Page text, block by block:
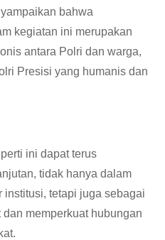
bahwa
kegiatan ini merupakan
antara Polri dan warga,
Presisi yang humanis dan
ini dapat terus
tidak hanya dalam
institusi, tetapi juga sebagai
memperkuat hubungan